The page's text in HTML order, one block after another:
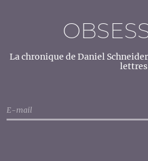
La chronique de Daniel
lettres